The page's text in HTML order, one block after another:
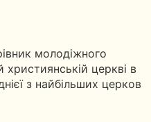
молодіжного
християнській церкві в
з найбільших церков